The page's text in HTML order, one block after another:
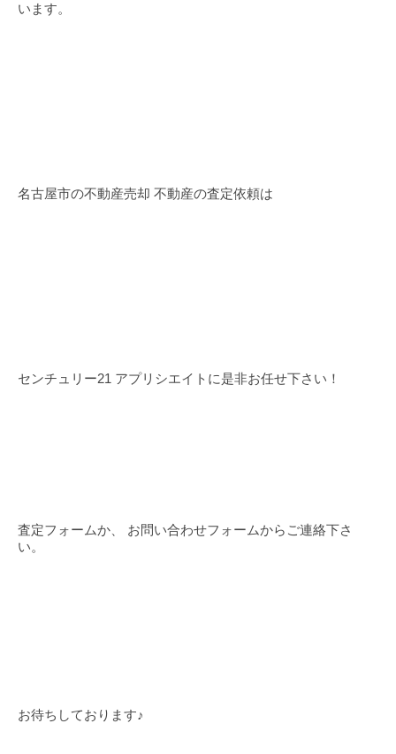
います。
名古屋市の不動産売却 不動産の査定依頼は
センチュリー21 アプリシエイトに是非お任せ下さい！
査定フォームか、 お問い合わせフォームからご連絡下さ
い。
お待ちしております♪